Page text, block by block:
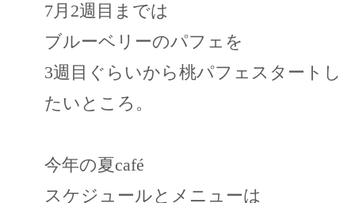
7月2週目までは
ブルーベリーのパフェを
3週目ぐらいから桃パフェスタートし
たいところ。
今年の夏café
スケジュールとメニューは